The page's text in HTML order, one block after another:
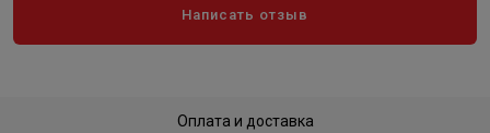
Написать отзыв
Оплата и доставка